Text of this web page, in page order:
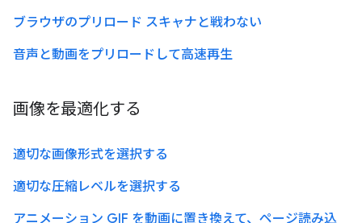
ブラウザのプリロード スキャナと戦わない
音声と動画をプリロードして高速再生
画像を最適化する
適切な画像形式を選択する
適切な圧縮レベルを選択する
アニメーション GIF を動画に置き換えて、ページ読み込